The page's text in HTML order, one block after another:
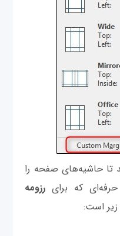
تا حاشیه‌های صفحه را
که برای رزومه
است: